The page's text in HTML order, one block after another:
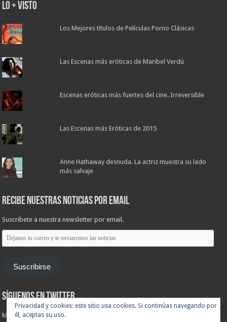
Lo + Visto
Los Mejores títulos de Películas Porno Clásicas
Las Escenas más eróticas de Maribel Verdú
Escenas eróticas más fuertes del cine. Irreversible
Las Escenas más Eróticas de 2015
Anne Hathaway desnuda. La actriz muestra su lado
más salvaje
Recibe nuestras noticias por email
Suscribete a nuestra newsletter por email.
Déjanos
tu
correo
enviaremos
Suscribirse
Síguenos en Twitter
Mis tuits
Privacidad y cookies: este sitio usa cookies. Si continúas navegando por
él, aceptas su uso.